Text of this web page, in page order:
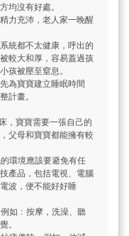
均沒有好處。
力充沛，老人家一晚醒
統都不太健康，呼出的
較大和厚，容易蓋過孩
孩被壓至窒息。
為寶寶建立睡眠時間
計畫。
，寶寶需要一張自己的
父母和寶寶都能擁有較
環境應該要避免有任
產品，包括電視、電腦
波，便不能好好睡
如﹕按摩，洗澡、聽
。